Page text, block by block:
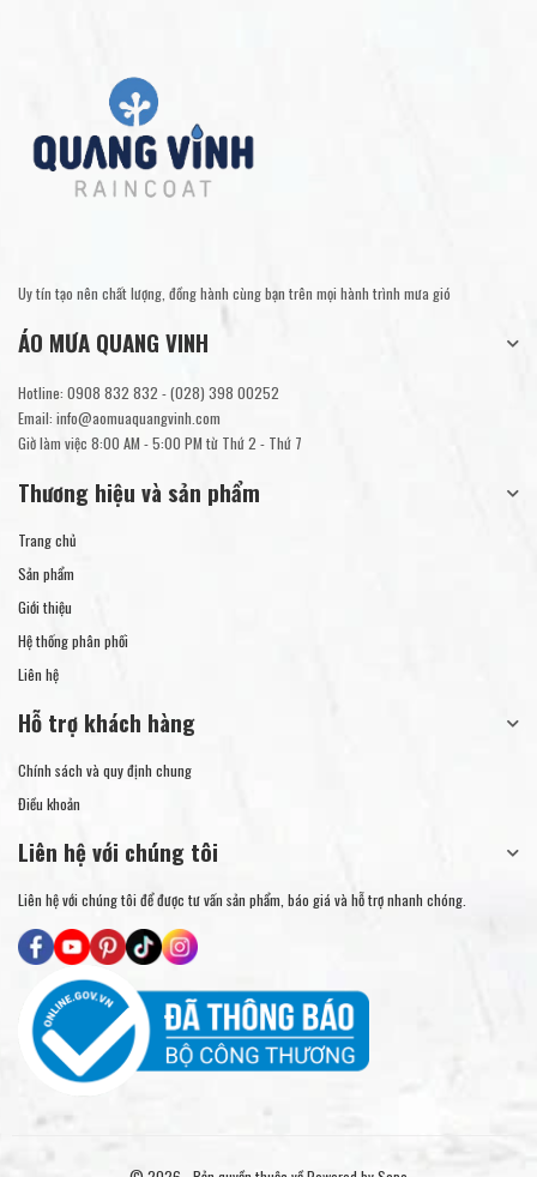
Uy tín tạo nên chất lượng, đồng hành cùng bạn trên mọi hành trình mưa gió
ÁO MƯA QUANG VINH
Hotline: 0908 832 832 -(028) 398 00252
Email: info@aomuaquangvinh.com
Giờ làm việc 8:00 AM - 5:00 PM từ Thứ 2 - Thứ 7
Thương hiệu và sản phẩm
Trang chủ
Sản phẩm
Giới thiệu
Hệ thống phân phối
Liên hệ
Hỗ trợ khách hàng
Chính sách và quy định chung
Điều khoản
Liên hệ với chúng tôi
Liên hệ với chúng tôi để được tư vấn sản phẩm, báo giá và hỗ trợ nhanh chóng.